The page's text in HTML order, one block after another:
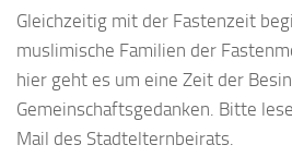
Gleichzeitig mit der Fastenzeit
muslimische Familien der
hier geht es um eine Zeit der
Gemeinschaftsgedanken. Bitte
Mail des Stadtelternbeirats.